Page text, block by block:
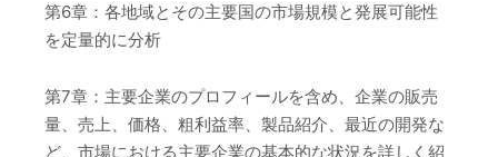
第6章：各地域とその主要国の市場規模と発展可能性
を定量的に分析
第7章：主要企業のプロフィールを含め、企業の販売
量、売上、価格、粗利益率、製品紹介、最近の開発な
ど、市場における主要企業の基本的な状況を詳しく紹